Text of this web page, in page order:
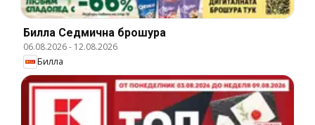
Билла Cедмична брошура
06.08.2026- 12.08.2026
Билла